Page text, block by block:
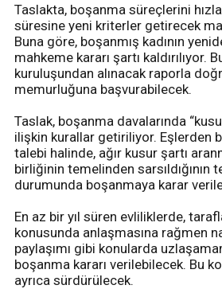
Taslakta, boşanma süreçlerini
süresine yeni kriterler getirecek
Buna göre, boşanmış kadının
mahkeme kararı şartı kaldırılıyor.
kuruluşundan alınacak raporla
memurluğuna başvurabilecek.
Taslak, boşanma davalarında
ilişkin kurallar getiriliyor. Eşlerden
talebi halinde, ağır kusur şartı
birliğinin temelinden sarsıldığının
durumunda boşanmaya karar
En az bir yıl süren evliliklerde,
konusunda anlaşmasına rağmen
paylaşımı gibi konularda
boşanma kararı verilebilecek. Bu
ayrıca sürdürülecek.